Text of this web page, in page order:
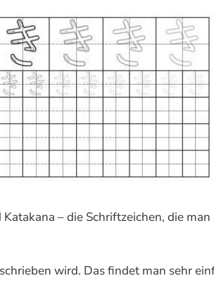
– die Schriftzeichen, die
wird. Das findet man sehr